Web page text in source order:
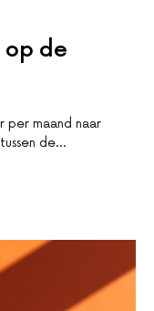
op de
per maand naar
de…